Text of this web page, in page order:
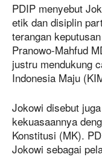
PDIP menyebut
etik dan disiplin
terangan
Pranowo-Mahfud
justru mendukung
Indonesia Maju
Jokowi disebut
kekuasaannya
Konstitusi (MK).
Jokowi sebagai